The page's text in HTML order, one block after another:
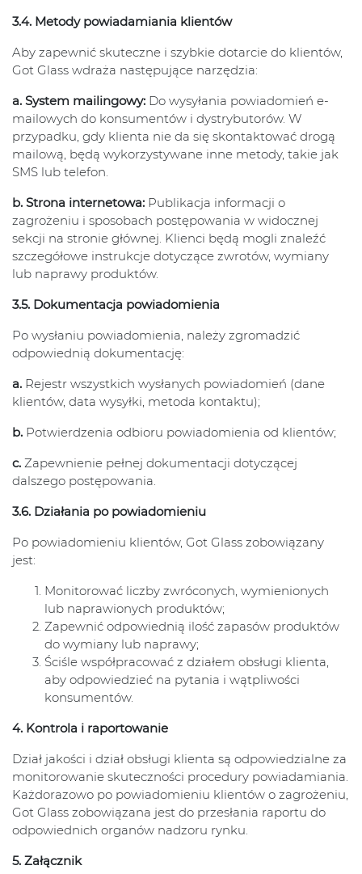
3.4. Metody powiadamiania klientów
Aby zapewnić skuteczne i szybkie dotarcie do klientów,
Got Glass wdraża następujące narzędzia:
a. System mailingowy: Do wysyłania powiadomień e-
mailowych do konsumentów i dystrybutorów. W
przypadku, gdy klienta nie da się skontaktować drogą
mailową, będą wykorzystywane inne metody, takie jak
SMS lub telefon.
b. Strona internetowa: Publikacja informacji o
zagrożeniu i sposobach postępowania w widocznej
sekcji na stronie głównej. Klienci będą mogli znaleźć
szczegółowe instrukcje dotyczące zwrotów, wymiany
lub naprawy produktów.
3.5. Dokumentacja powiadomienia
Po wysłaniu powiadomienia, należy zgromadzić
odpowiednią dokumentację:
a. Rejestr wszystkich wysłanych powiadomień (dane
klientów, data wysyłki, metoda kontaktu);
b. Potwierdzenia odbioru powiadomienia od klientów;
c. Zapewnienie pełnej dokumentacji dotyczącej
dalszego postępowania.
3.6. Działania po powiadomieniu
Po powiadomieniu klientów, Got Glass zobowiązany
jest:
Monitorować liczby zwróconych, wymienionych
lub naprawionych produktów;
Zapewnić odpowiednią ilość zapasów produktów
do wymiany lub naprawy;
Ściśle współpracować z działem obsługi klienta,
aby odpowiedzieć na pytania i wątpliwości
konsumentów.
4. Kontrola i raportowanie
Dział jakości i dział obsługi klienta są odpowiedzialne za
monitorowanie skuteczności procedury powiadamiania.
Każdorazowo po powiadomieniu klientów o zagrożeniu,
Got Glass zobowiązana jest do przesłania raportu do
odpowiednich organów nadzoru rynku.
5. Załącznik